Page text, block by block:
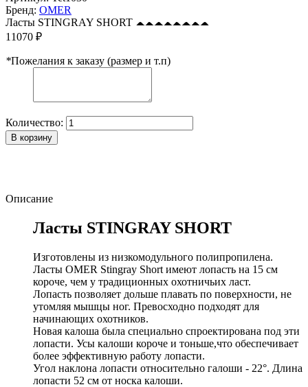
Бренд: OMER
Ласты STINGRAY SHORT
11070 ₽
*Пожелания к заказу (размер и т.п)
Количество:
В корзину
Описание
Ласты STINGRAY SHORT
Изготовлены из низкомодульного полипропилена.
Ласты OMER Stingray Short имеют лопасть на 15 см
короче, чем у традиционных охотничьих ласт.
Лопасть позволяет дольше плавать по поверхности, не
утомляя мышцы ног. Превосходно подходят для
начинающих охотников.
Новая калоша была специально спроектирована под эти
лопасти. Усы калоши короче и тоньше,что обеспечивает
более эффективную работу лопасти.
Угол наклона лопасти относительно галоши - 22°. Длина
лопасти 52 см от носка калоши.